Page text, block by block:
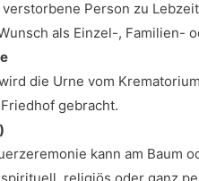
Person zu
als Einzel-, Familien-
die Urne vom
gebracht.
kann am Baum
religiös oder ganz